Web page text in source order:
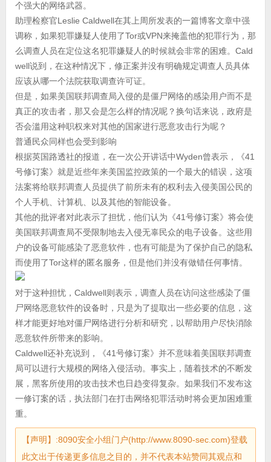
个强大的网络武器。
助理检察官Leslie Caldwell在其上周所发表的一篇博客文章中强
调称，如果犯罪嫌疑人使用了Tor或VPN来掩盖他的犯罪行为，那
么调查人员在定位这名犯罪嫌疑人的时候就会非常的困难。Cald
well说到，在这种情况下，修正案并没有明确规定调查人员具体
应该从哪一个法院获取调查许可证。
但是，如果美国联邦调查局入侵的是僵尸网络的感染用户而不是
真正的攻击者，那又会是怎么样的情况呢？换句话来说，政府是
否会滥用这种职权来对其他的国家进行恶意攻击行为呢？
普通民众同样也会受到影响
根据英国路透社的报道，在一次公开讲话中Wyden曾表示，《41
号修订案》就是近些年来美国监控政策的一个最大的错误，这项
法案将给联邦调查人员提供了前所未有的权利去入侵美国公民的
个人手机、计算机、以及其他的智能设备。
其他的批评者对此表示了担忧，他们认为《41号修订案》将会使
美国联邦调查局不受限制地去入侵无辜民众的电子设备。这些用
户的设备可能感染了恶意软件，也有可能是为了保护自己的隐私
而使用了Tor这样的匿名服务，但是他们并没有做错任何事情。
对于这种担忧，Caldwell则表示，调查人员在访问这些感染了僵
尸网络恶意软件的设备时，只是为了提取出一些必要的信息，这
样才能更好地对僵尸网络进行分析和研究，以帮助用户尽快消除
恶意软件所带来的影响。
Caldwell还补充说到，《41号修订案》并不意味着美国联邦调查
局可以进行大规模的网络入侵活动。事实上，随着技术的不断发
展，黑客所使用的攻击技术也日趋变得复杂。如果我们不发布这
一修订案的话，执法部门在打击网络犯罪活动时将会更加困难重
重。
【声明】:8090安全小组门户(http://www.8090-sec.com)登载
此文出于传递更多信息之目的，并不代表本站赞同其观点和